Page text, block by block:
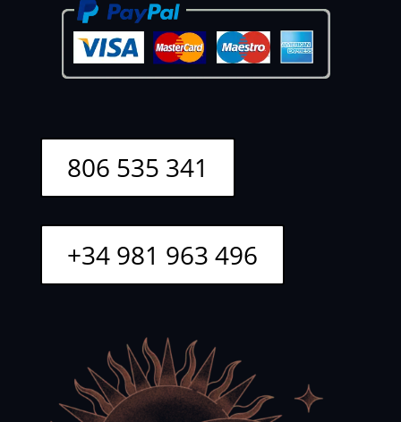
806 535 341
+34 981 963 496